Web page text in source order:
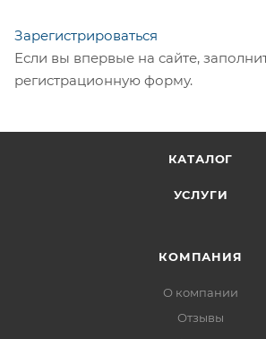
Зарегистрироваться
Если вы впервые на сайте,
регистрационную форму.
КАТАЛОГ
УСЛУГИ
КОМПАНИЯ
О компании
Отзывы